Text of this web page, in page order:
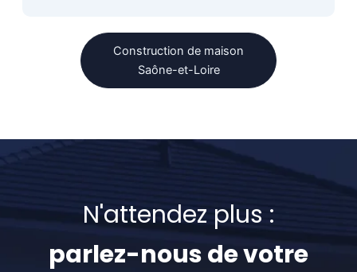
Construction de maison
Saône-et-Loire
N'attendez plus :
parlez-nous de votre